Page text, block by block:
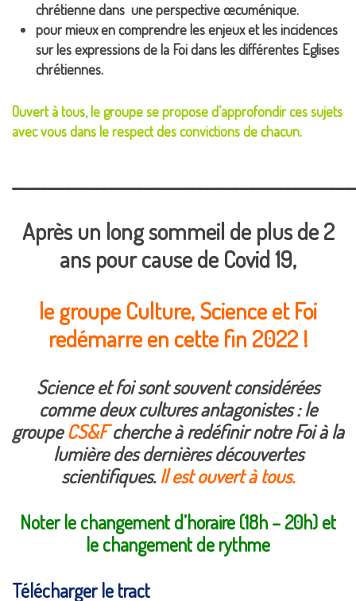
chrétienne dans une perspective œcuménique.
pour mieux en comprendre les enjeux et les incidences
sur les expressions de la Foi dans les différentes Eglises
chrétiennes.
Ouvert à tous, le groupe se propose d’approfondir ces sujets
avec vous dans le respect des convictions de chacun.
Après un long sommeil de plus de 2
ans pour cause de Covid 19,
le groupe Culture, Science et Foi
redémarre en cette fin 2022 !
Science etfoisont souvent considérées
comme deux cultures antagonistes: le
groupeCS&F cherche à redéfinir notre Foi à la
lumière des dernières découvertes
scientifiques.Il est ouvert à tous.
Noter le changement d’horaire (18h – 20h) et
le changement de rythme
Télécharger le tract